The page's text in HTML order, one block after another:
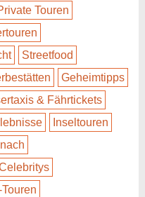
Touren
Streetfood
Geheimtipps
& Fährtickets
Inseltouren